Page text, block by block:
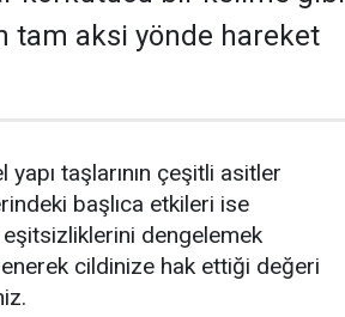
tam aksi yönde hareket
taşlarının çeşitli asitler
başlıca etkileri ise
dengelemek
cildinize hak ettiği değeri